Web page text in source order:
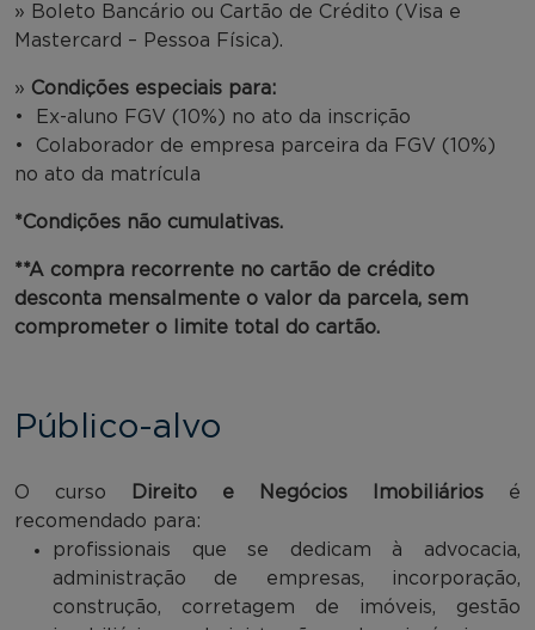
» Boleto Bancário ou Cartão de Crédito (Visa e
Mastercard – Pessoa Física).
» Condições especiais para:
• Ex-aluno FGV (10%) no ato da inscrição
• Colaborador de empresa parceira da FGV (10%)
no ato da matrícula
*Condições não cumulativas.
**A compra recorrente no cartão de crédito
desconta mensalmente o valor da parcela, sem
comprometer o limite total do cartão.
Público-alvo
O curso Direito e Negócios Imobiliários é
recomendado para:
profissionais que se dedicam à advocacia,
administração de empresas, incorporação,
construção, corretagem de imóveis, gestão